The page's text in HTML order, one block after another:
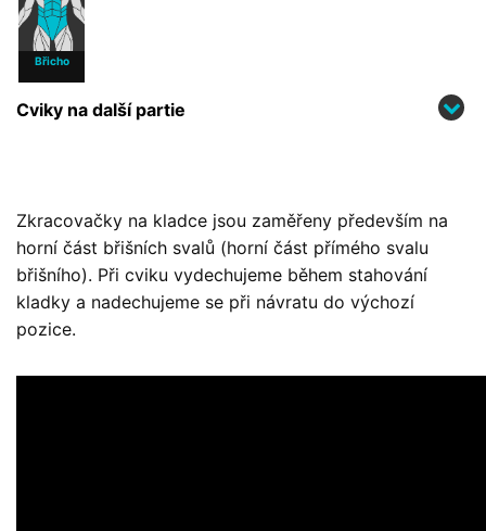
Břicho
Cviky na další partie
Zkracovačky na kladce jsou zaměřeny především na
horní část břišních svalů (horní část přímého svalu
břišního). Při cviku vydechujeme během stahování
kladky a nadechujeme se při návratu do výchozí
pozice.